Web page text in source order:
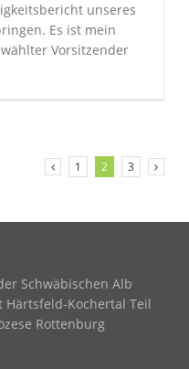
unseres
Es ist mein
Vorsitzender
1 2 3
Schwäbischen Alb
Härtsfeld-Kochertal Teil
Rottenburg